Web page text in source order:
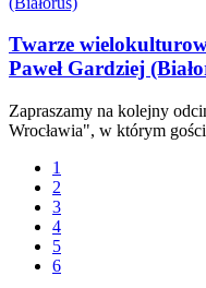
Twarze
Paweł Gardziej
Zapraszamy na kolejny
Wrocławia", w którym
1
2
3
4
5
6